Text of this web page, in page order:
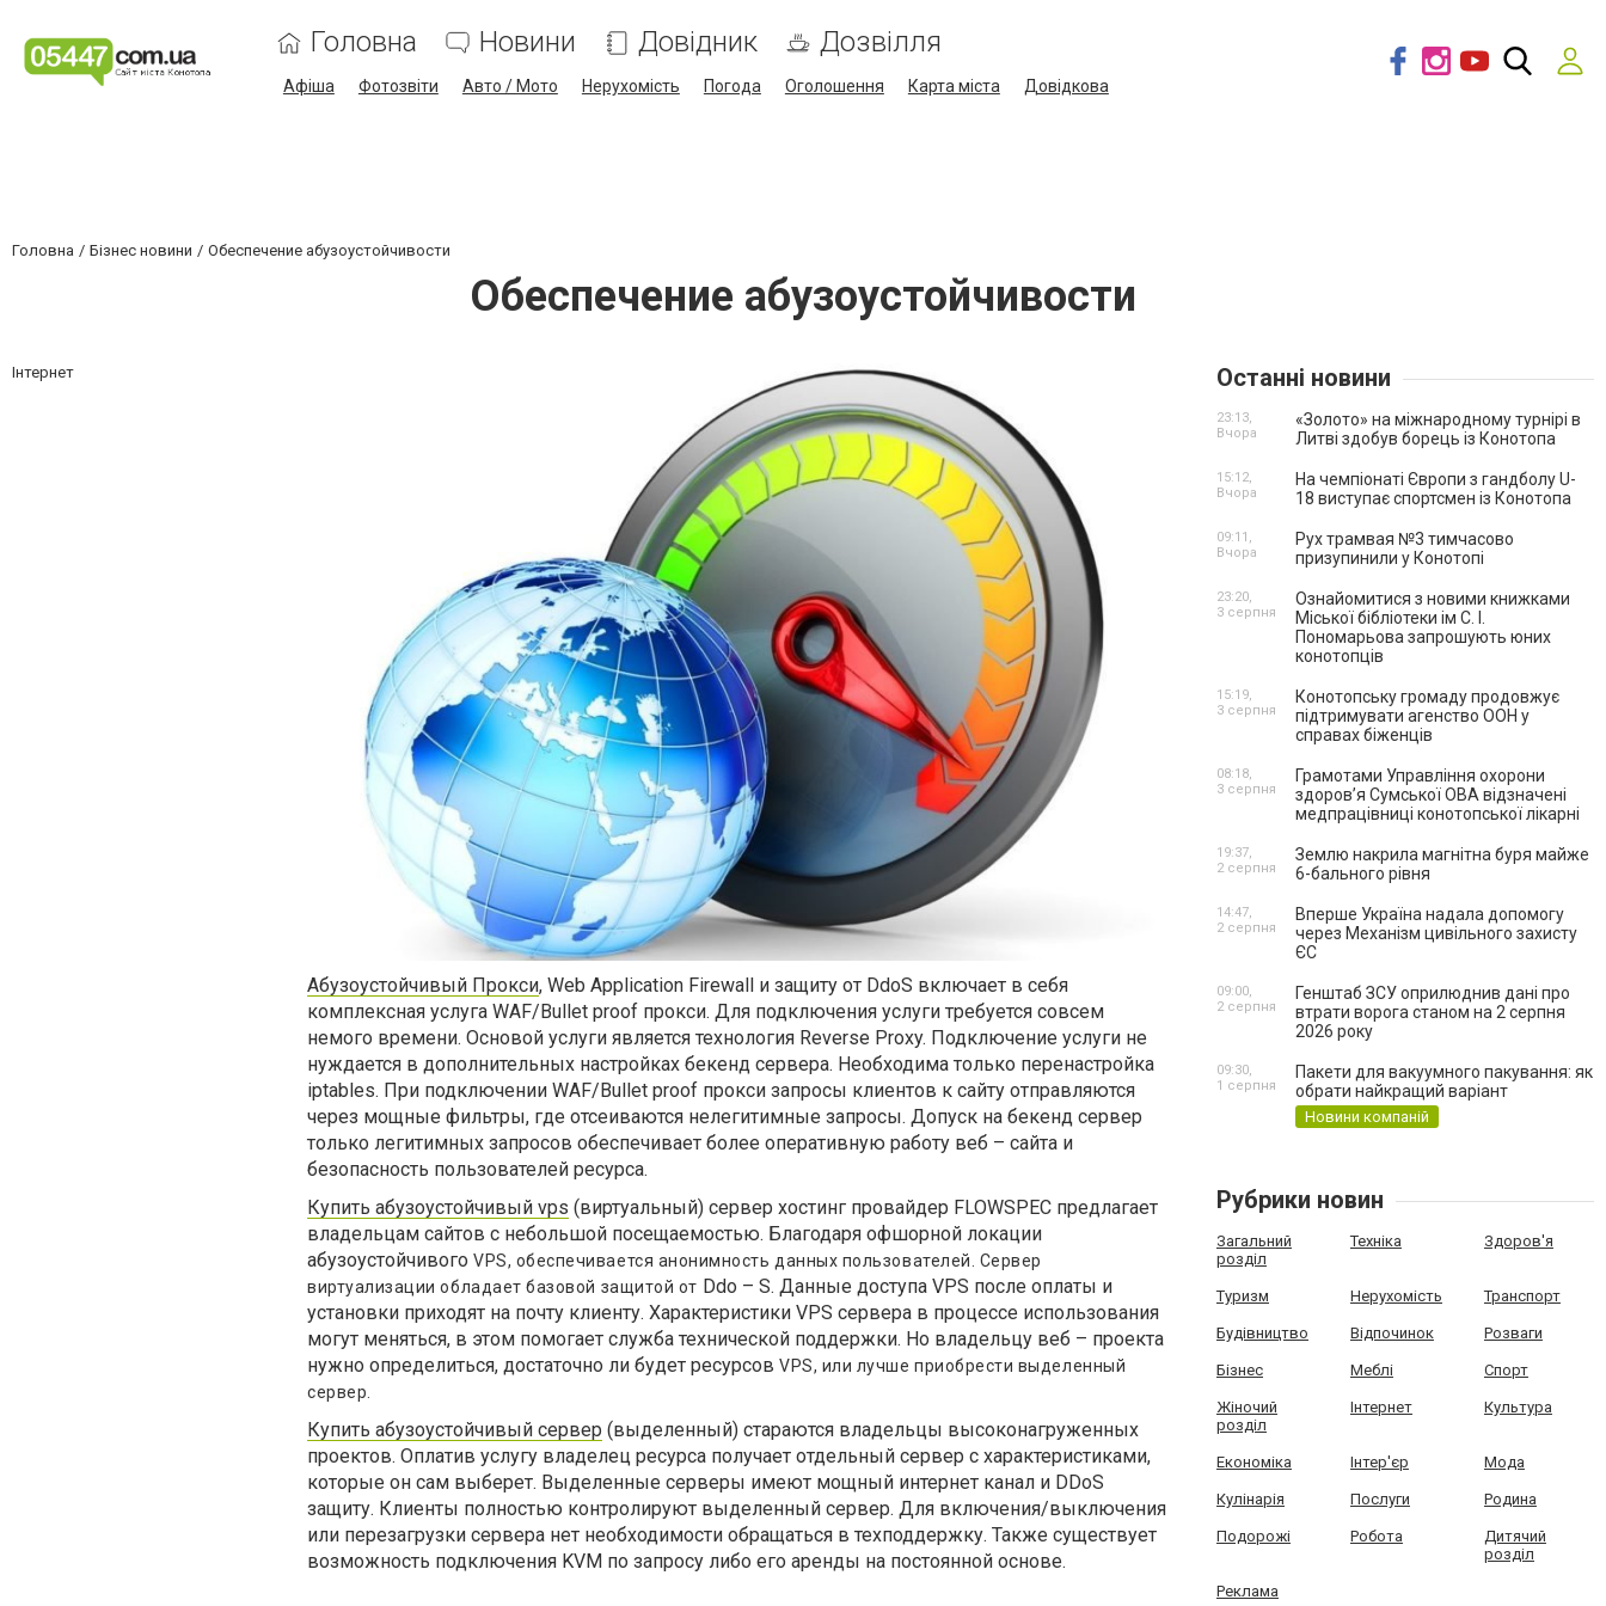
Головна Новини Довідник Дозвілля
Афіша Фотозвіти Авто / Мото Нерухомість Погода Оголошення Карта міста Довідкова
Головна Бізнес новини Обеспечение абузоустойчивости
Обеспечение абузоустойчивости
Інтернет
Абузоустойчивый Прокси, Web Application Firewall и защиту от DdoS включает в себя
комплексная услуга WAF/Bullet proof прокси. Для подключения услуги требуется совсем
немого времени. Основой услуги является технология Reverse Proxy. Подключение услуги не
нуждается в дополнительных настройках бекенд сервера. Необходима только перенастройка
iptables. При подключении WAF/Bullet proof прокси запросы клиентов к сайту отправляются
через мощные фильтры, где отсеиваются нелегитимные запросы. Допуск на бекенд сервер
только легитимных запросов обеспечивает более оперативную работу веб – сайта и
безопасность пользователей ресурса.
Купить абузоустойчивый vps (виртуальный) сервер хостинг провайдер FLOWSPEC предлагает
владельцам сайтов с небольшой посещаемостью. Благодаря офшорной локации
абузоустойчивого VPS, обеспечивается анонимность данных пользователей. Сервер
виртуализации обладает базовой защитой от Ddo – S. Данные доступа VPS после оплаты и
установки приходят на почту клиенту. Характеристики VPS сервера в процессе использования
могут меняться, в этом помогает служба технической поддержки. Но владельцу веб – проекта
нужно определиться, достаточно ли будет ресурсов VPS, или лучше приобрести выделенный
сервер.
Купить абузоустойчивый сервер (выделенный) стараются владельцы высоконагруженных
проектов. Оплатив услугу владелец ресурса получает отдельный сервер с характеристиками,
которые он сам выберет. Выделенные серверы имеют мощный интернет канал и DDoS
защиту. Клиенты полностью контролируют выделенный сервер. Для включения/выключения
или перезагрузки сервера нет необходимости обращаться в техподдержку. Также существует
возможность подключения KVM по запросу либо его аренды на постоянной основе.
Останні новини
«Золото» на міжнародному турнірі в
Литві здобув борець із Конотопа
23:13,
Вчора
На чемпіонаті Європи з гандболу U-
18 виступає спортсмен із Конотопа
15:12,
Вчора
Рух трамвая №3 тимчасово
призупинили у Конотопі
09:11,
Вчора
Ознайомитися з новими книжками
Міської бібліотеки ім С. І.
Пономарьова запрошують юних
конотопців
23:20,
3 серпня
Конотопську громаду продовжує
підтримувати агенство ООН у
справах біженців
15:19,
3 серпня
Грамотами Управління охорони
здоров’я Сумської ОВА відзначені
медпрацівниці конотопської лікарні
08:18,
3 серпня
Землю накрила магнітна буря майже
6-бального рівня
19:37,
2 серпня
Вперше Україна надала допомогу
через Механізм цивільного захисту
ЄС
14:47,
2 серпня
Генштаб ЗСУ оприлюднив дані про
втрати ворога станом на 2 серпня
2026 року
09:00,
2 серпня
Пакети для вакуумного пакування: як
обрати найкращий варіант
Новини компаній
09:30,
1 серпня
Рубрики новин
Загальний
розділ
Техніка Здоров'я
Туризм Нерухомість Транспорт
Будівництво Відпочинок Розваги
Бізнес Меблі Спорт
Жіночий
розділ
Інтернет Культура
Економіка Інтер'єр Мода
Кулінарія Послуги Родина
Подорожі Робота
Дитячий
розділ
Реклама